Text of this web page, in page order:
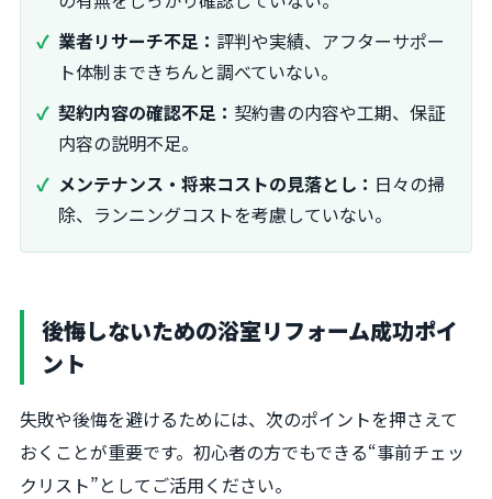
業者リサーチ不足： 評判や実績、アフターサポー
ト体制まできちんと調べていない。
契約内容の確認不足： 契約書の内容や工期、保証
内容の説明不足。
メンテナンス・将来コストの見落とし： 日々の掃
除、ランニングコストを考慮していない。
後悔しないための浴室リフォーム成功ポイ
ント
失敗や後悔を避けるためには、次のポイントを押さえて
おくことが重要です。初心者の方でもできる“事前チェッ
クリスト”としてご活用ください。